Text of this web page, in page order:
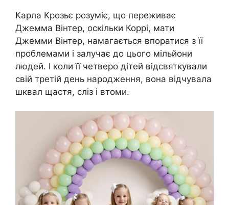
Карла Крозьє розуміє, що переживає
Джемма Вінтер, оскільки Коррі, мати
Джемми Вінтер, намагається впоратися з її
проблемами і залучає до цього мільйони
людей. І коли її четверо дітей відсвяткували
свій третій день народження, вона відчувала
шквал щастя, сліз і втоми.